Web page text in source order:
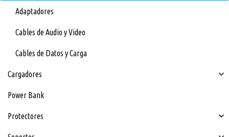
Adaptadores
Cables de Audio y Video
Cables de Datos y Carga
Cargadores
Power Bank
Protectores